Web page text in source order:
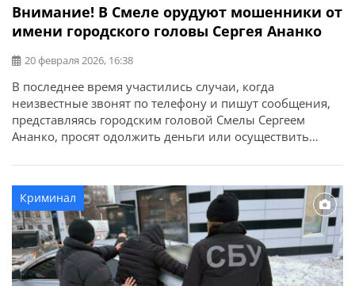
Внимание! В Смеле орудуют мошенники от
имени городского головы Сергея Ананко
20 февраля 2026, 16:38
В последнее время участились случаи, когда
неизвестные звонят по телефону и пишут сообщения,
представляясь городским головой Смелы Сергеем
Ананко, просят одолжить деньги или осуществить
городской голова Сергей Ананко. «В последнее время
моим знакомым звонят по телефону и пишут
неизвестные, представляясь Сергеем Ананко, и просят
одолжить деньги. Сообщаю официально — […]
Криминал